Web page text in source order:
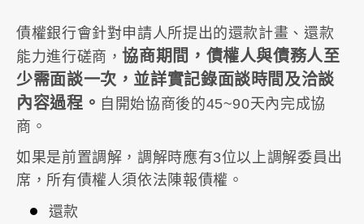
債權銀行會針對申請人所提出的還款計畫、還款
能力進行磋商，協商期間，債權人與債務人至
少需面談一次，並詳實記錄面談時間及洽談
內容過程。 自開始協商後的45~90天內完成協
商。
如果是前置調解，調解時應有3位以上調解委員出
席，所有債權人須依法陳報債權。
還款